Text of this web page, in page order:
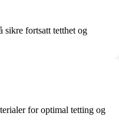
sikre fortsatt tetthet og
for optimal tetting og